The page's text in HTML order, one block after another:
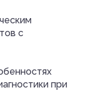
с
при